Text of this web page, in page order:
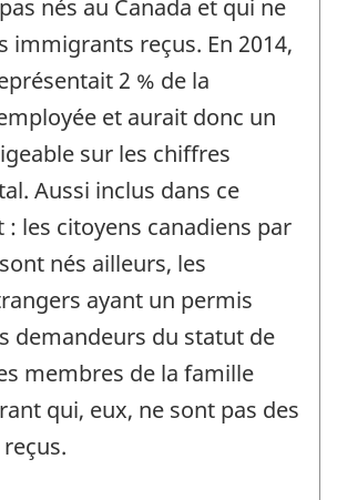
nés au Canada et qui ne
immigrants reçus. En 2014,
2 % de la
et aurait donc un
sur les chiffres
Aussi inclus dans ce
les citoyens canadiens par
nés ailleurs, les
ayant un permis
demandeurs du statut de
membres de la famille
qui, eux, ne sont pas des